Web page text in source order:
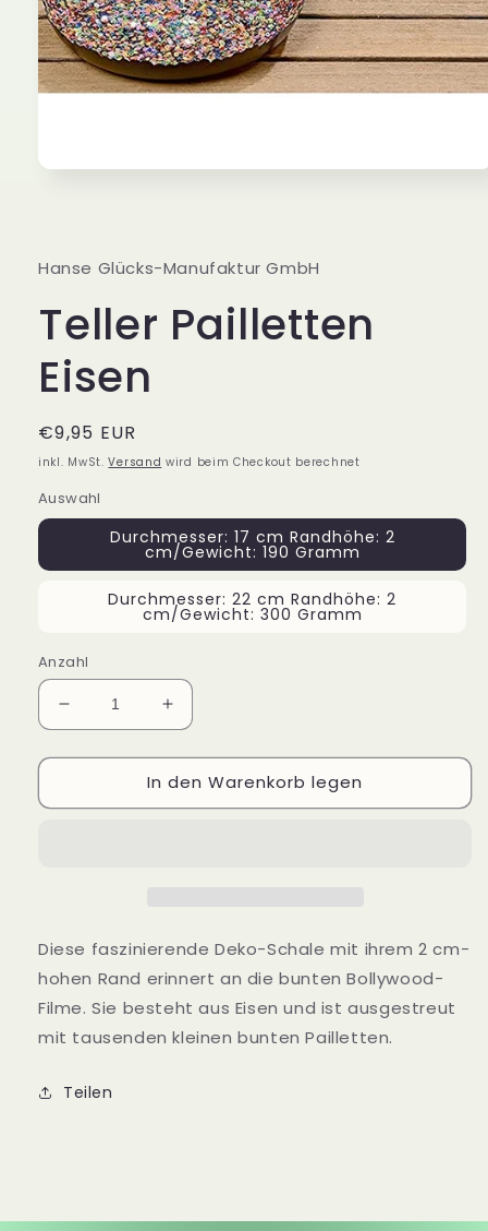
Hanse Glücks-Manufaktur GmbH
Teller Pailletten
Eisen
Normaler
Preis
€9,95 EUR
inkl. MwSt.Versand wird beim Checkout berechnet
Auswahl
Durchmesser: 17 cm Randhöhe: 2
cm/Gewicht: 190 Gramm
Durchmesser: 22 cm Randhöhe: 2
cm/Gewicht: 300 Gramm
Anzahl
Verringere
die
Menge
Teller
Erhöhe
die
Menge
für
Teller
In den Warenkorb legen
Diese faszinierende Deko-Schale mit ihrem 2 cm-
hohen Rand erinnert an die bunten Bollywood-
Filme. Sie besteht aus Eisen und ist ausgestreut
mit tausenden kleinen bunten Pailletten.
Teilen